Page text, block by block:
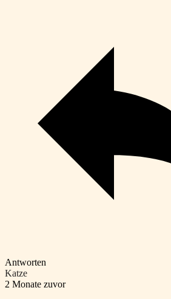
Antworten
Katze
2 Monate zuvor